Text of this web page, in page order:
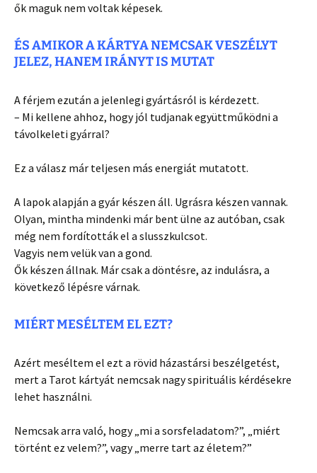
ők maguk nem voltak képesek.
ÉS AMIKOR A KÁRTYA NEMCSAK VESZÉLYT
JELEZ, HANEM IRÁNYT IS MUTAT
A férjem ezután a jelenlegi gyártásról is kérdezett.
– Mi kellene ahhoz, hogy jól tudjanak együttműködni a
távolkeleti gyárral?
Ez a válasz már teljesen más energiát mutatott.
A lapok alapján a gyár készen áll. Ugrásra készen vannak.
Olyan, mintha mindenki már bent ülne az autóban, csak
még nem fordították el a slusszkulcsot.
Vagyis nem velük van a gond.
Ők készen állnak. Már csak a döntésre, az indulásra, a
következő lépésre várnak.
MIÉRT MESÉLTEM EL EZT?
Azért meséltem el ezt a rövid házastársi beszélgetést,
mert a Tarot kártyát nemcsak nagy spirituális kérdésekre
lehet használni.
Nemcsak arra való, hogy „mi a sorsfeladatom?”, „miért
történt ez velem?”, vagy „merre tart az életem?”